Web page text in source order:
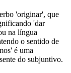
'originar', que
'dar
na língua
o sentido de
é uma
do subjuntivo.